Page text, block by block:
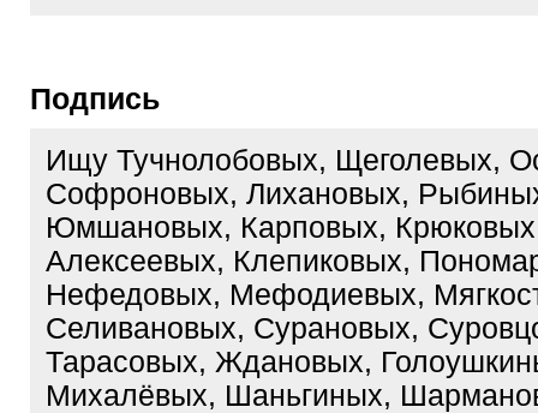
Подпись
Ищу Тучнолобовых, Щеголевых,
Софроновых, Лихановых,
Юмшановых, Карповых,
Алексеевых, Клепиковых,
Нефедовых, Мефодиевых,
Селивановых, Сурановых,
Тарасовых, Ждановых,
Михалёвых, Шаньгиных,